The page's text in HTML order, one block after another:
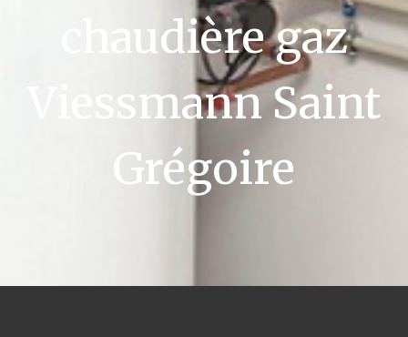
chaudière gaz
Viessmann Saint
Grégoire